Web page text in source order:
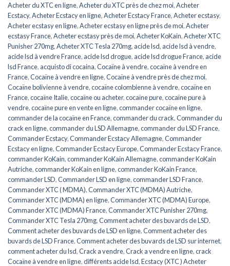
Acheter du XTC en ligne,Acheter du XTC près de chez moi,Acheter
Ecstacy,Acheter Ecstacy en ligne,Acheter Ecstacy France,Acheter ecstasy,
Acheter ecstasy en ligne,Acheter ecstasy en ligne près de moi,Acheter
ecstasy France,Acheter ecstasy près de moi,Acheter KoKain,Acheter XTC
Punisher 270mg,Acheter XTC Tesla 270mg, acide lsd, acide lsd à vendre,
acide lsd à vendre France, acide lsd drogue, acide lsd drogue France, acide
lsd France, acquisto di cocaina,Cocaïne à vendre,cocaïne à vendre en
France,Cocaïne à vendre en ligne,Cocaïne à vendre près de chez moi,
Cocaïne bolivienne à vendre,cocaïne colombienne à vendre,cocaïne en
France,cocaïne Italie,cocaïne ou acheter,cocaïne pure,cocaïne pure à
vendre,cocaïne pure en vente en ligne,commander cocaïne en ligne,
commander de la cocaïne en France,commander du crack,Commander du
crack en ligne,commander du LSD Allemagne,commander du LSD France,
Commander Ecstacy,Commander Ecstacy Allemagne,Commander
Ecstacy en ligne,Commander Ecstacy Europe,Commander Ecstacy France,
commander KoKain,commander KoKain Allemagne,commander KoKain
Autriche,commander KoKain en ligne,commander KoKain France,
commander LSD,Commander LSD en ligne,commander LSD France,
Commander XTC ( MDMA),Commander XTC (MDMA) Autriche,
Commander XTC (MDMA) en ligne,Commander XTC (MDMA) Europe,
Commander XTC (MDMA) France,Commander XTC Punisher 270mg,
Commander XTC Tesla 270mg,Comment acheter des buvards de LSD,
Comment acheter des buvards de LSD en ligne,Comment acheter des
buvards de LSD France,Comment acheter des buvards de LSD sur internet,
comment acheter du lsd,Crack a vendre,Crack a vendre en ligne,crack
Cocaïne à vendre en ligne,différents acide lsd,Ecstacy (XTC ) Acheter